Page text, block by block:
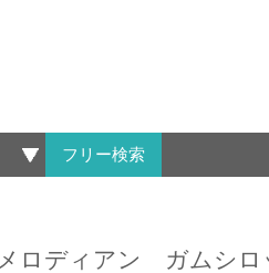
フリー検索
メロディアン ガムシロ